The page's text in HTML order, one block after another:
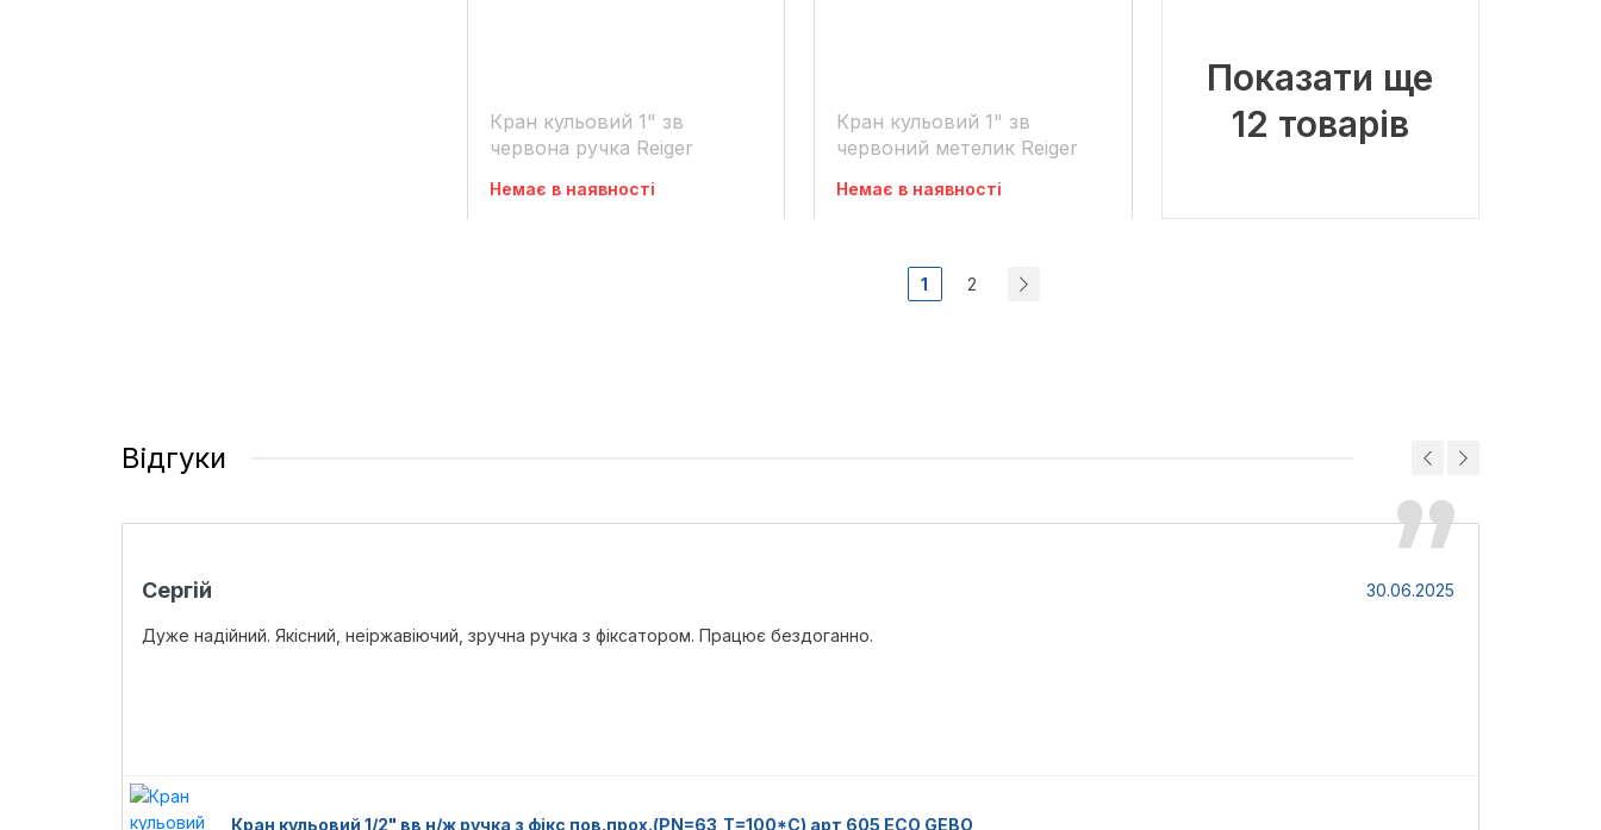
Кран кульовий 1" зв
червона ручка Reiger
Немає в наявності
Кран кульовий 1" зв
червоний метелик Reiger
Немає в наявності
Показати ще
12 товарів
1 2
Відгуки
Сергій 30.06.2025
Дуже надійний. Якісний, неіржавіючий, зручна ручка з фіксатором. Працює бездоганно.
Кран кульовий 1/2" вв н/ж ручка з фікс пов.прох.(PN=63,Т=100*С) арт 605 ECO GEBO